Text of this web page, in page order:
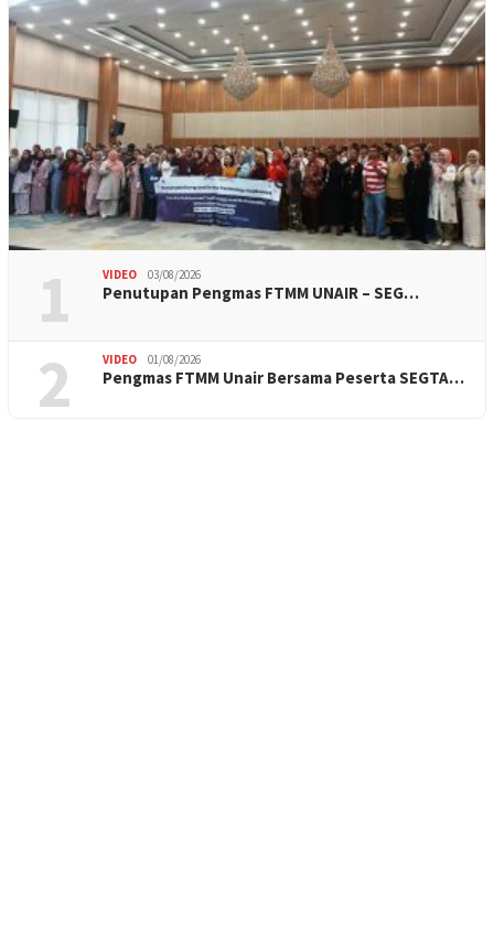
1 VIDEO 03/08/2026
Penutupan Pengmas FTMM UNAIR – SEG…
2 VIDEO 01/08/2026
Pengmas FTMM Unair Bersama Peserta SEGTA…